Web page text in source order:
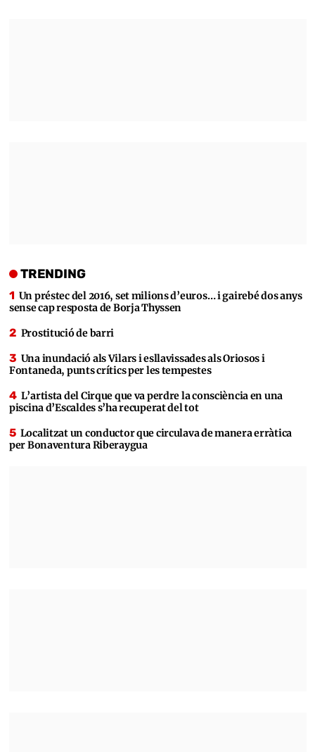
TRENDING
Un préstec del 2016, set milions d’euros… i gairebé dos anys
sense cap resposta de Borja Thyssen
Prostitució de barri
Una inundació als Vilars i esllavissades als Oriosos i
Fontaneda, punts crítics per les tempestes
L’artista del Cirque que va perdre la consciència en una
piscina d’Escaldes s’ha recuperat del tot
Localitzat un conductor que circulava de manera erràtica
per Bonaventura Riberaygua